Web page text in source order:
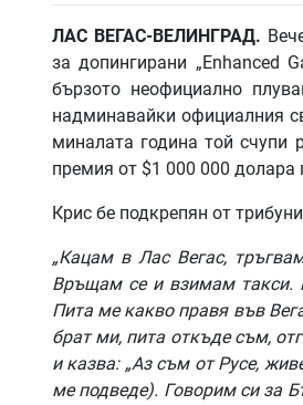
ЛАС ВЕГАС-ВЕЛИНГРАД.
за допингирани „Enhanced
бързото неофициално
надминавайки официалния
миналата година той счупи
премия от $1 000 000 долара
Крис бе подкрепян от
„Кацам в Лас Вегас,
Връщам се и взимам такси.
Пита ме какво правя във
брат ми, пита откъде съм,
и казва: „Аз съм от Русе,
ме подведе). Говорим си за